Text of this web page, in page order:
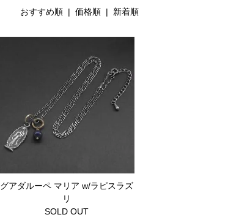
おすすめ順 | 価格順 | 新着順
グアダルーペ マリア w/ラピスラズ
リ
SOLD OUT